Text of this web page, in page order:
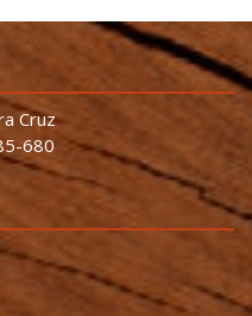
Cruz
680